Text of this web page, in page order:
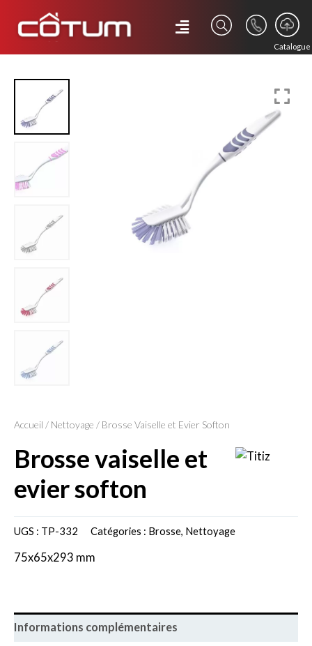
Catalogue
Accueil / Nettoyage / Brosse Vaiselle et Evier Softon
brosse vaiselle et
evier softon
UGS : TP-332 Catégories : Brosse, Nettoyage
75x65x293 mm
Informations complémentaires